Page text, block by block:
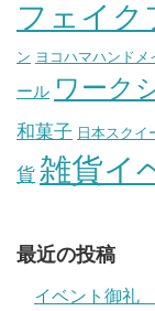
フェイク
ン ヨコハマハンドメ
ール ワーク
和菓子 日本スクイ
貨 雑貨イ
最近の投稿
イベント御礼